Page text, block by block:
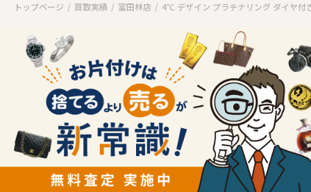
トップページ 買取実績 富田林店 4℃ デザイン プラチナリング ダイヤ付